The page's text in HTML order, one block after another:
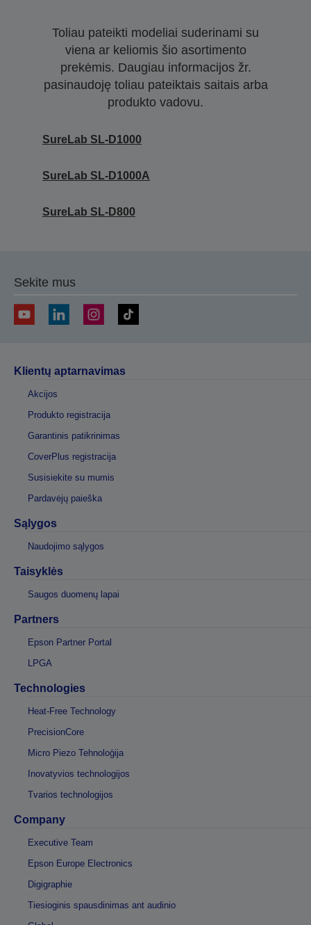
Toliau pateikti modeliai suderinami su
viena ar keliomis šio asortimento
prekėmis. Daugiau informacijos žr.
pasinaudoję toliau pateiktais saitais arba
produkto vadovu.
SureLab SL-D1000
SureLab SL-D1000A
SureLab SL-D800
Sekite mus
Klientų aptarnavimas
Akcijos
Produkto registracija
Garantinis patikrinimas
CoverPlus registracija
Susisiekite su mumis
Pardavėjų paieška
Sąlygos
Naudojimo sąlygos
Taisyklės
Saugos duomenų lapai
Partners
Epson Partner Portal
LPGA
Technologies
Heat-Free Technology
PrecisionCore
Micro Piezo Tehnoloģija
Inovatyvios technologijos
Tvarios technologijos
Company
Executive Team
Epson Europe Electronics
Digigraphie
Tiesioginis spausdinimas ant audinio